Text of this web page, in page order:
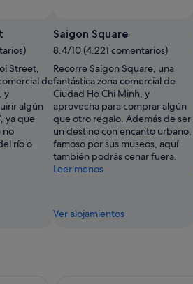
Street,
de
y
algún
ya que
no
río o
Saigon Square
8.4/10 (4.221 comentarios)
Recorre Saigon Square, una
fantástica zona comercial de
Ciudad Ho Chi Minh, y
aprovecha para comprar algún
que otro regalo. Además de ser
un destino con encanto urbano,
famoso por sus museos, aquí
también podrás cenar fuera.
Leer menos
Ver alojamientos